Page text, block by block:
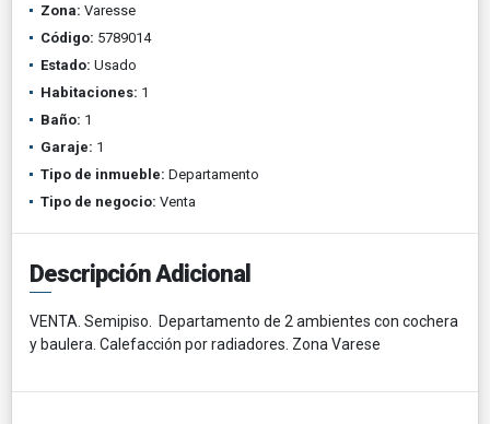
Zona: Varesse
Código: 5789014
Estado: Usado
Habitaciones: 1
Baño: 1
Garaje: 1
Tipo de inmueble: Departamento
Tipo de negocio: Venta
Descripción Adicional
VENTA. Semipiso. Departamento de 2 ambientes con cochera
y baulera. Calefacción por radiadores. Zona Varese